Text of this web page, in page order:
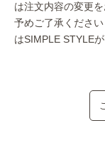
は注文内容の変更
予めご了承くださ
はSIMPLE STYLE